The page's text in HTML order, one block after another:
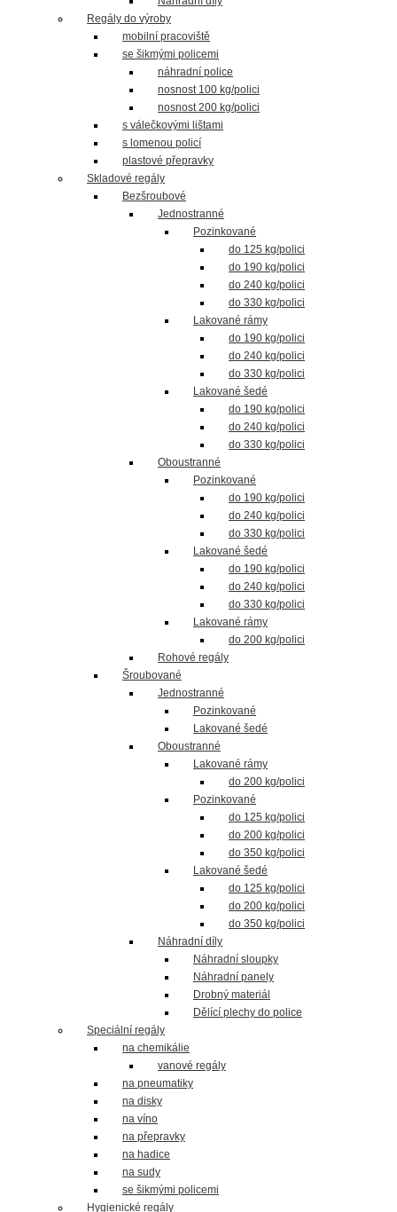
Regály do výroby
mobilní pracoviště
se šikmými policemi
náhradní police
nosnost 100 kg/polici
nosnost 200 kg/polici
s válečkovými lištami
s lomenou policí
plastové přepravky
Skladové regály
Bezšroubové
Jednostranné
Pozinkované
do 125 kg/polici
do 190 kg/polici
do 240 kg/polici
do 330 kg/polici
Lakované rámy
do 190 kg/polici
do 240 kg/polici
do 330 kg/polici
Lakované šedé
do 190 kg/polici
do 240 kg/polici
do 330 kg/polici
Oboustranné
Pozinkované
do 190 kg/polici
do 240 kg/polici
do 330 kg/polici
Lakované šedé
do 190 kg/polici
do 240 kg/polici
do 330 kg/polici
Lakované rámy
do 200 kg/polici
Rohové regály
Šroubované
Jednostranné
Pozinkované
Lakované šedé
Oboustranné
Lakované rámy
do 200 kg/polici
Pozinkované
do 125 kg/polici
do 200 kg/polici
do 350 kg/polici
Lakované šedé
do 125 kg/polici
do 200 kg/polici
do 350 kg/polici
Náhradní díly
Náhradní sloupky
Náhradní panely
Drobný materiál
Dělící plechy do police
Speciální regály
na chemikálie
vanové regály
na pneumatiky
na disky
na víno
na přepravky
na hadice
na sudy
se šikmými policemi
Hygienické regály